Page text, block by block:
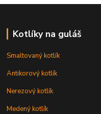
Kotlíky na guláš
Smaltovaný kotlík
Antikorový kotlík
Nerezový kotlík
Medený kotlík